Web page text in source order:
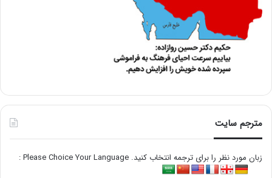
مترجم سایت
زبان مورد نظر را برای ترجمه انتخاب کنید. Please Choice Your Language :